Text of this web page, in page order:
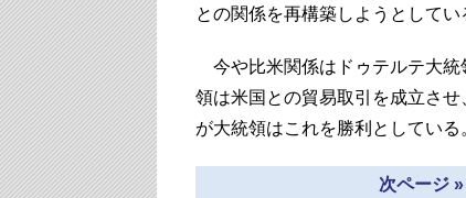
との関係を再構築しようとしてい
今や比米関係はドゥテルテ大統
領は米国との貿易取引を成立さ
が大統領はこれを勝利としている
次ページ